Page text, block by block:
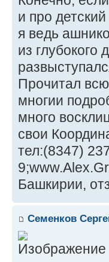
и про
я ведь
из глубокого
Прочитал
многии
много
свои
тел:(8347)
Башкирии,
Семенков